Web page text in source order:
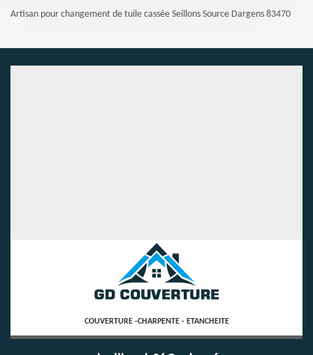
Artisan pour changement de tuile cassée Seillons Source Dargens 83470
COUVERTURE -CHARPENTE - ETANCHEITE